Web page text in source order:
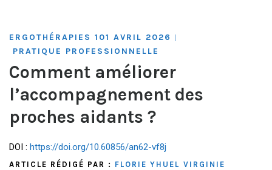
ERGOTHÉRAPIES 101 AVRIL 2026 |
PRATIQUE PROFESSIONNELLE
Comment améliorer
l’accompagnement des
proches aidants ?
DOI : https://doi.org/10.60856/an62-vf8j
ARTICLE RÉDIGÉ PAR : FLORIE YHUEL VIRGINIE